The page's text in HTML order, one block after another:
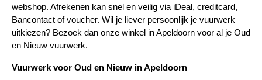
webshop. Afrekenen kan snel en veilig via iDeal, creditcard,
Bancontact of voucher. Wil je liever persoonlijk je vuurwerk
uitkiezen? Bezoek dan onze winkel in Apeldoorn voor al je Oud
en Nieuw vuurwerk.
Vuurwerk voor Oud en Nieuw in Apeldoorn